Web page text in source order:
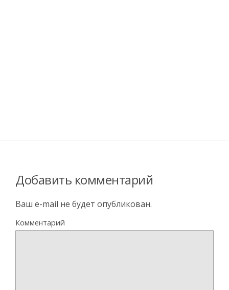
Добавить комментарий
Ваш e-mail не будет опубликован.
Комментарий